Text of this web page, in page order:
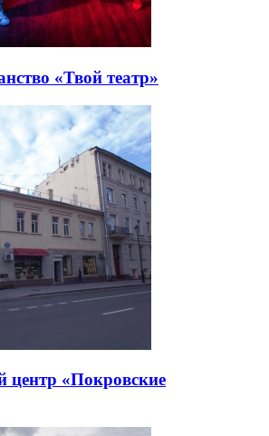
«Твой театр»
центр «Покровские